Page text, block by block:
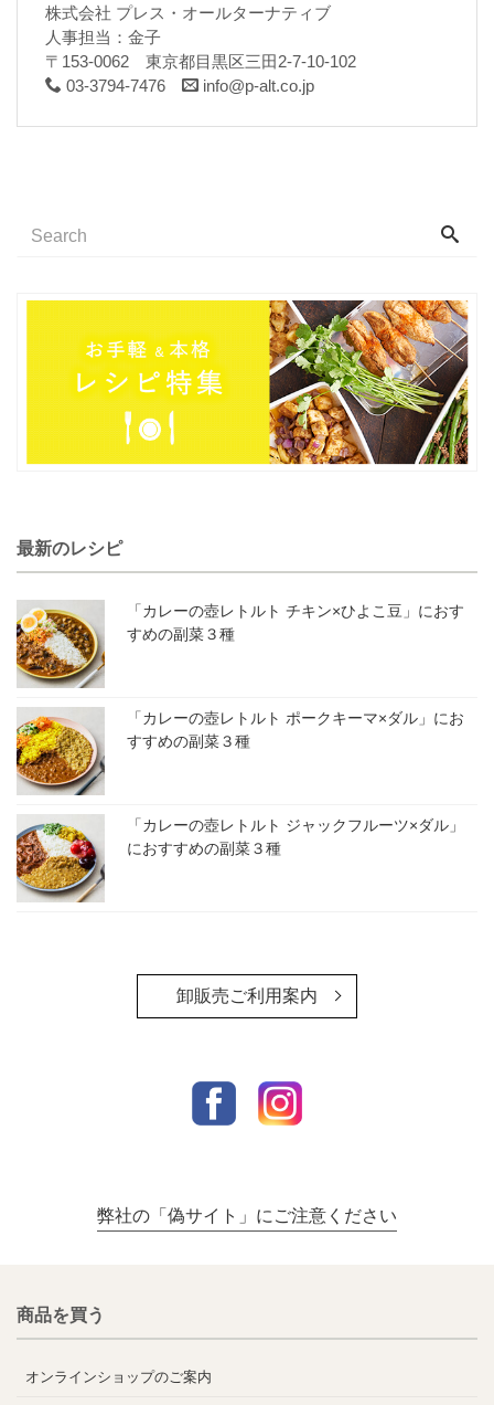
株式会社 プレス・オールターナティブ
人事担当：金子
〒153-0062 東京都目黒区三田2-7-10-102
03-3794-7476
info@p-alt.co.jp
最新のレシピ
「カレーの壺レトルト チキン×ひよこ豆」におす
すめの副菜３種
「カレーの壺レトルト ポークキーマ×ダル」にお
すすめの副菜３種
「カレーの壺レトルト ジャックフルーツ×ダル」
におすすめの副菜３種
卸販売ご利用案内
弊社の「偽サイト」にご注意ください
商品を買う
オンラインショップのご案内